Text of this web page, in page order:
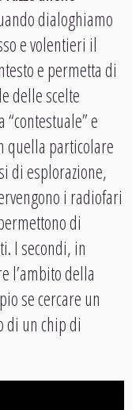
dialoghiamo
e volentieri il
e permetta di
delle scelte
e
quella particolare
di esplorazione,
i radiofari
di
I secondi, in
l’ambito della
se cercare un
di un chip di